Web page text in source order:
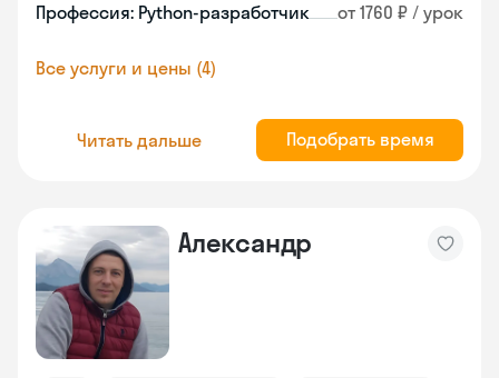
Профессия: Python-разработчик от 1760 ₽ / урок
Все услуги и цены (4)
Читать дальше Подобрать время
Александр